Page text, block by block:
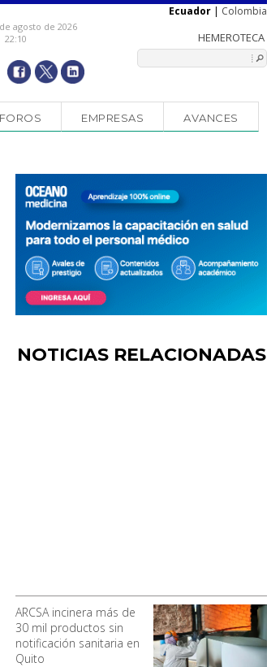
agosto de 2026
22:10
Ecuador | Colombia
FOROS EMPRESAS AVANCES
NOTICIAS RELACIONADAS
ARCSA incinera más de
30 mil productos sin
notificación sanitaria en
Quito